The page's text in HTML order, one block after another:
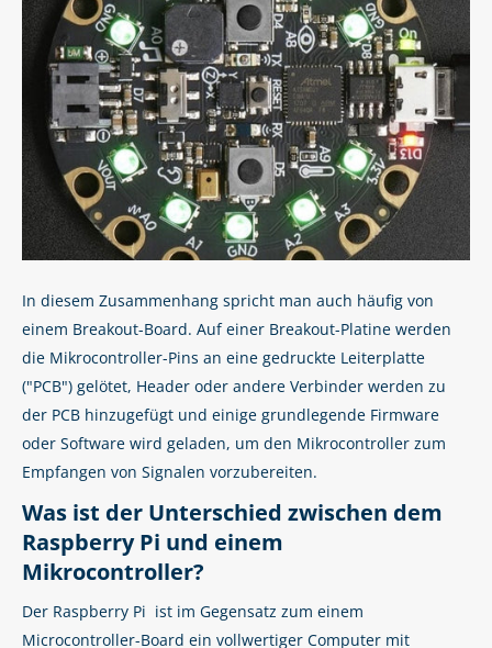
In diesem Zusammenhang spricht man auch häufig von
einem Breakout-Board. Auf einer Breakout-Platine werden
die Mikrocontroller-Pins an eine gedruckte Leiterplatte
("PCB") gelötet, Header oder andere Verbinder werden zu
der PCB hinzugefügt und einige grundlegende Firmware
oder Software wird geladen, um den Mikrocontroller zum
Empfangen von Signalen vorzubereiten.
Was ist der Unterschied zwischen dem
Raspberry Pi und einem
Mikrocontroller?
Der Raspberry Pi ist im Gegensatz zum einem
Microcontroller-Board ein vollwertiger Computer mit